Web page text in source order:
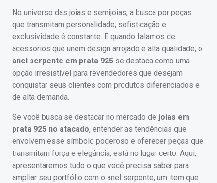
No universo das joias e semijoias, a busca por peças
que transmitam personalidade, sofisticação e
exclusividade é constante. E quando falamos de
acessórios que unem design arrojado e alta qualidade, o
anel serpente em prata 925 se destaca como uma
opção irresistível para revendedores que desejam
conquistar seus clientes com produtos diferenciados e
de alta demanda.
Se você busca se destacar no mercado de joias em
prata 925 no atacado, entender as tendências que
envolvem esse símbolo poderoso e oferecer peças que
transmitam força e elegância, está no lugar certo. Aqui,
apresentaremos tudo o que você precisa saber para
ampliar seu portfólio com o anel serpente, um item que